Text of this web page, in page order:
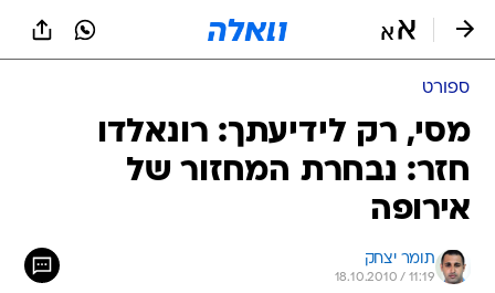
ספורט
מסי, רק לידיעתך: רונאלדו
חזר: נבחרת המחזור של
אירופה
תומר יצחק
18.10.2010 / 11:19